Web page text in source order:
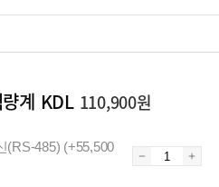
계 KDL 110,900원
(RS-485) (+55,500